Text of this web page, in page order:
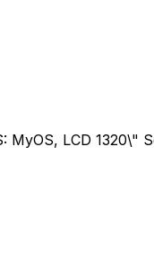
MyOS, LCD 1320\"